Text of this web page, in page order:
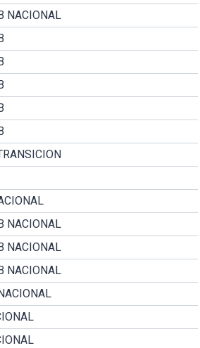
NACIONAL
NACIONAL
NACIONAL
NACIONAL